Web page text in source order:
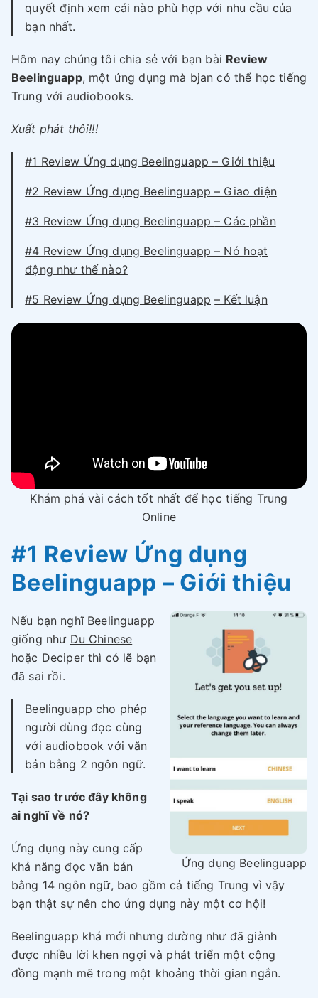
quyết định xem cái nào phù hợp với nhu cầu của
bạn nhất.
Hôm nay chúng tôi chia sẻ với bạn bài Review
Beelinguapp, một ứng dụng mà bjan có thể học tiếng
Trung với audiobooks.
Xuất phát thôi!!!
#1 Review Ứng dụng Beelinguapp – Giới thiệu
#2 Review Ứng dụng Beelinguapp – Giao diện
#3 Review Ứng dụng Beelinguapp– Các phần
#4 Review Ứng dụng Beelinguapp – Nó hoạt
động như thế nào?
#5 Review Ứng dụng Beelinguapp – Kết luận
Khám phá vài cách tốt nhất để học tiếng Trung
Online
#1 Review Ứng dụng
Beelinguapp – Giới thiệu
Ứng dụng Beelinguapp
Nếu bạn nghĩ Beelinguapp
giống như Du Chinese
hoặc Deciper thì có lẽ bạn
đã sai rồi.
Beelinguapp cho phép
người dùng đọc cùng
với audiobook với văn
bản bằng 2 ngôn ngữ.
Tại sao trước đây không
ai nghĩ về nó?
Ứng dụng này cung cấp
khả năng đọc văn bản
bằng 14 ngôn ngữ, bao gồm cả tiếng Trung vì vậy
bạn thật sự nên cho ứng dụng này một cơ hội!
Beelinguapp khá mới nhưng dường như đã giành
được nhiều lời khen ngợi và phát triển một cộng
đồng mạnh mẽ trong một khoảng thời gian ngắn.